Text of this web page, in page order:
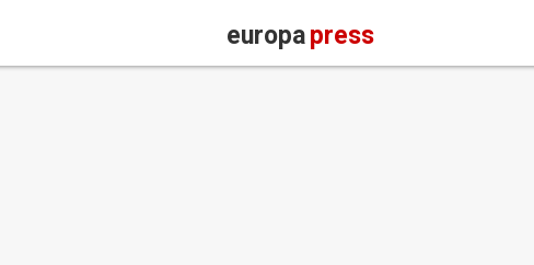
europapress